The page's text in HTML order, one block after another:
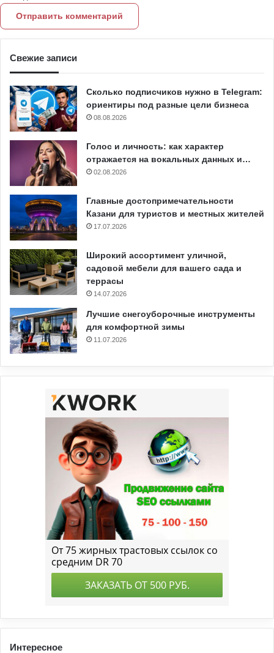
Свежие записи
Сколько подписчиков нужно в Telegram:
ориентиры под разные цели бизнеса
08.08.2026
Голос и личность: как характер
отражается на вокальных данных и…
02.08.2026
Главные достопримечательности
Казани для туристов и местных жителей
17.07.2026
Широкий ассортимент уличной,
садовой мебели для вашего сада и
террасы
14.07.2026
Лучшие снегоуборочные инструменты
для комфортной зимы
11.07.2026
Интересное